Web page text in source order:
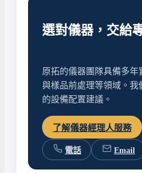
選對儀器，交給
原拓的儀器團隊具備多
與樣品前處理等領域。
的設備配置建議。
了解儀器經理人服務
電話 Email